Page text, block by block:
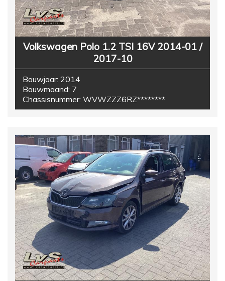
Volkswagen Polo 1.2 TSI 16V 2014-01 /
2017-10
Bouwjaar: 2014
Bouwmaand: 7
Chassisnummer: WVWZZZ6RZ********